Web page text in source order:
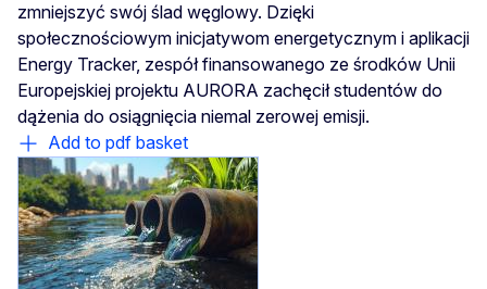
zmniejszyć swój ślad węglowy. Dzięki
społecznościowym inicjatywom energetycznym i aplikacji
Energy Tracker, zespół finansowanego ze środków Unii
Europejskiej projektu AURORA zachęcił studentów do
dążenia do osiągnięcia niemal zerowej emisji.
Add to pdf basket